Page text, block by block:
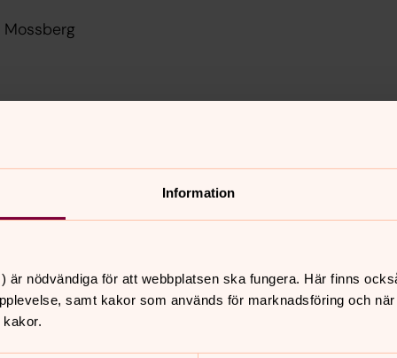
Information
är nödvändiga för att webbplatsen ska fungera. Här finns
samt kakor som används för marknadsföring och
Mossberg
för marknadsföring.